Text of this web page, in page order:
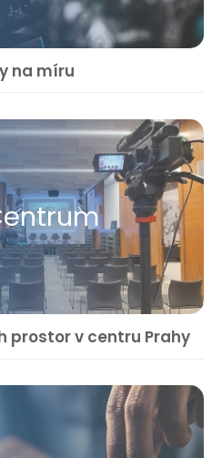
na míru
prostor v centru Prahy